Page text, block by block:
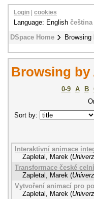
DSpace Home Browsing
Login cookies
Language: English čeština
Browsing by
0-9 A B
Sort by:
Interaktivní animace
Zapletal, Marek (
Transformace české
Zapletal, Marek (
Vytvoření animací pro
Zapletal, Marek (